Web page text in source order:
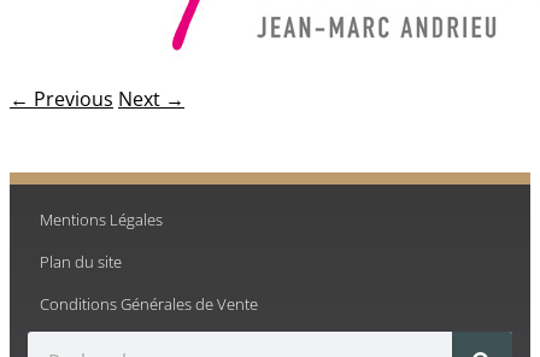
← Previous Next →
Mentions Légales
Plan du site
Conditions Générales de Vente